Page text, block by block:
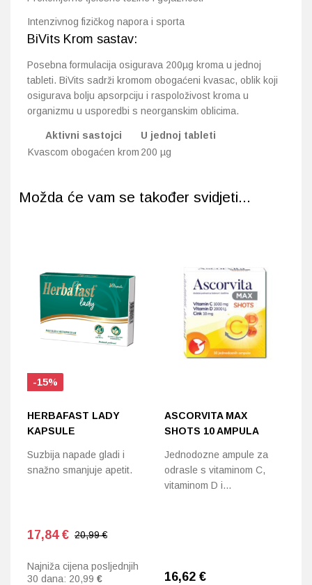
Intenzivnog fizičkog napora i sporta
BiVits Krom sastav:
Posebna formulacija osigurava 200µg kroma u jednoj
tableti. BiVits sadrži kromom obogaćeni kvasac, oblik koji
osigurava bolju apsorpciju i raspoloživost kroma u
organizmu u usporedbi s neorganskim oblicima.
Aktivni sastojci
U jednoj tableti
Kvascom obogaćen krom 200 µg
Možda će vam se također svidjeti...
-15%
HERBAFAST LADY
KAPSULE
Suzbija napade gladi i
snažno smanjuje apetit.
17,84 € 20,99 €
Najniža cijena posljednjih
30 dana: 20,99 €
ASCORVITA MAX
SHOTS 10 AMPULA
Jednodozne ampule za
odrasle s vitaminom C,
vitaminom D i…
16,62 €